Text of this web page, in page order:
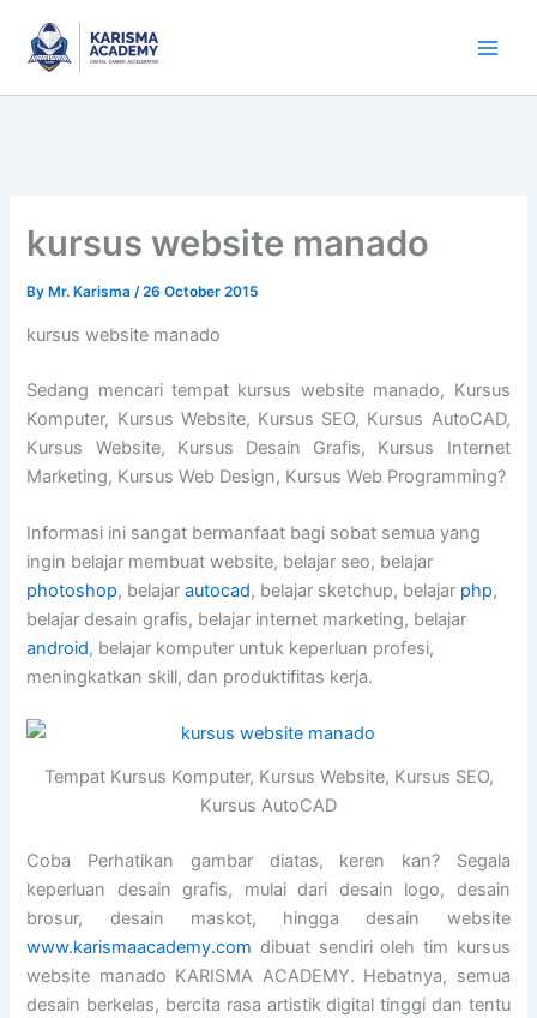
content
kursus website manado
By Mr. Karisma/26 October 2015
kursus website manado
Sedang mencari tempat kursus website manado, Kursus
Komputer, Kursus Website, Kursus SEO, Kursus AutoCAD,
Kursus Website, Kursus Desain Grafis, Kursus Internet
Marketing, Kursus Web Design, Kursus Web Programming?
Informasi ini sangat bermanfaat bagi sobat semua yang
ingin belajar membuat website, belajar seo, belajar
photoshop, belajarautocad, belajar sketchup, belajar php,
belajar desain grafis, belajar internet marketing, belajar
android, belajar komputer untuk keperluan profesi,
meningkatkan skill, dan produktifitas kerja.
Tempat Kursus Komputer, Kursus Website, Kursus SEO,
Kursus AutoCAD
Coba Perhatikan gambar diatas, keren kan? Segala
keperluan desain grafis, mulai dari desain logo, desain
brosur, desain maskot, hingga desain website
www.karismaacademy.com dibuat sendiri oleh tim kursus
website manado KARISMA ACADEMY. Hebatnya, semua
desain berkelas, bercita rasa artistik digital tinggi dan tentu